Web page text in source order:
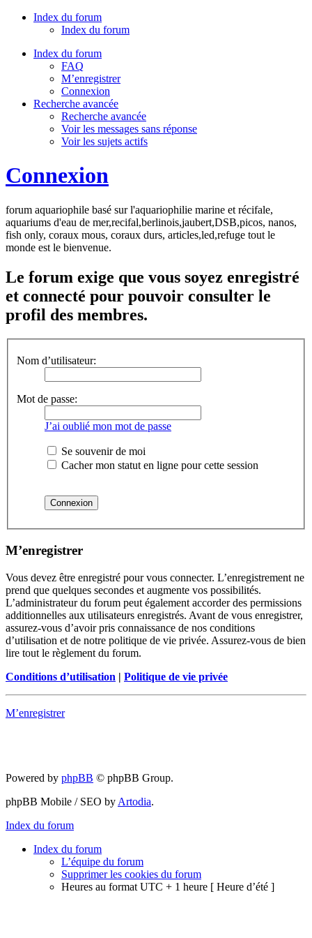
Index du forum
Index du forum
Index du forum
FAQ
M’enregistrer
Connexion
Recherche avancée
Recherche avancée
Voir les messages sans réponse
Voir les sujets actifs
Connexion
forum aquariophile basé sur l'aquariophilie marine et récifale,
aquariums d'eau de mer,recifal,berlinois,jaubert,DSB,picos, nanos,
fish only, coraux mous, coraux durs, articles,led,refuge tout le
monde est le bienvenue.
Le forum exige que vous soyez enregistré
et connecté pour pouvoir consulter le
profil des membres.
Nom d’utilisateur:
Mot de passe:
J’ai oublié mon mot de passe
Se souvenir de moi
Cacher mon statut en ligne pour cette session
M’enregistrer
Vous devez être enregistré pour vous connecter. L’enregistrement ne
prend que quelques secondes et augmente vos possibilités.
L’administrateur du forum peut également accorder des permissions
additionnelles aux utilisateurs enregistrés. Avant de vous enregistrer,
assurez-vous d’avoir pris connaissance de nos conditions
d’utilisation et de notre politique de vie privée. Assurez-vous de bien
lire tout le règlement du forum.
Conditions d’utilisation | Politique de vie privée
M’enregistrer
Powered by phpBB © phpBB Group.
phpBB Mobile / SEO by Artodia.
Index du forum
Index du forum
L’équipe du forum
Supprimer les cookies du forum
Heures au format UTC + 1 heure [ Heure d’été ]